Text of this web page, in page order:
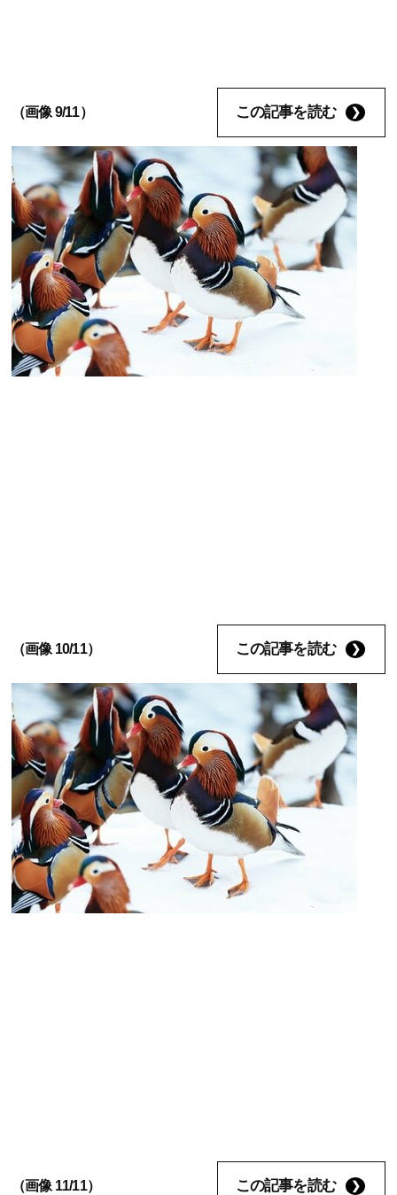
（画像 9/11） この記事を読む
（画像 10/11） この記事を読む
（画像 11/11） この記事を読む